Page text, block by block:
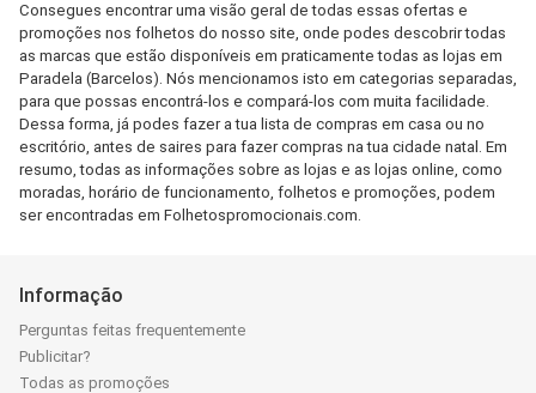
Consegues encontrar uma visão geral de todas essas ofertas e
promoções nos folhetos do nosso site, onde podes descobrir todas
as marcas que estão disponíveis em praticamente todas as lojas em
Paradela (Barcelos). Nós mencionamos isto em categorias separadas,
para que possas encontrá-los e compará-los com muita facilidade.
Dessa forma, já podes fazer a tua lista de compras em casa ou no
escritório, antes de saires para fazer compras na tua cidade natal. Em
resumo, todas as informações sobre as lojas e as lojas online, como
moradas, horário de funcionamento, folhetos e promoções, podem
ser encontradas em Folhetospromocionais.com.
Informação
Perguntas feitas frequentemente
Publicitar?
Todas as promoções